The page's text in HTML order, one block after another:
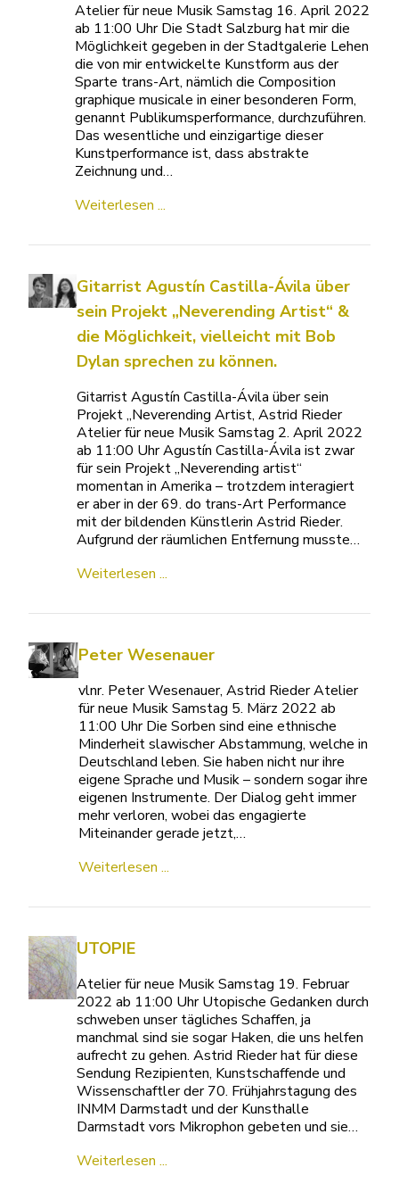
Atelier für neue Musik Samstag 16. April 2022
ab 11:00 Uhr Die Stadt Salzburg hat mir die
Möglichkeit gegeben in der Stadtgalerie Lehen
die von mir entwickelte Kunstform aus der
Sparte trans-Art, nämlich die Composition
graphique musicale in einer besonderen Form,
genannt Publikumsperformance, durchzuführen.
Das wesentliche und einzigartige dieser
Kunstperformance ist, dass abstrakte
Zeichnung und…
Weiterlesen ...
Gitarrist Agustín Castilla-Ávila über
sein Projekt „Neverending Artist“ &
die Möglichkeit, vielleicht mit Bob
Dylan sprechen zu können.
Gitarrist Agustín Castilla-Ávila über sein
Projekt „Neverending Artist, Astrid Rieder
Atelier für neue Musik Samstag 2. April 2022
ab 11:00 Uhr Agustín Castilla-Ávila ist zwar
für sein Projekt „Neverending artist“
momentan in Amerika – trotzdem interagiert
er aber in der 69. do trans-Art Performance
mit der bildenden Künstlerin Astrid Rieder.
Aufgrund der räumlichen Entfernung musste…
Weiterlesen ...
Peter Wesenauer
vlnr. Peter Wesenauer, Astrid Rieder Atelier
für neue Musik Samstag 5. März 2022 ab
11:00 Uhr Die Sorben sind eine ethnische
Minderheit slawischer Abstammung, welche in
Deutschland leben. Sie haben nicht nur ihre
eigene Sprache und Musik – sondern sogar ihre
eigenen Instrumente. Der Dialog geht immer
mehr verloren, wobei das engagierte
Miteinander gerade jetzt,…
Weiterlesen ...
UTOPIE
Atelier für neue Musik Samstag 19. Februar
2022 ab 11:00 Uhr Utopische Gedanken durch
schweben unser tägliches Schaffen, ja
manchmal sind sie sogar Haken, die uns helfen
aufrecht zu gehen. Astrid Rieder hat für diese
Sendung Rezipienten, Kunstschaffende und
Wissenschaftler der 70. Frühjahrstagung des
INMM Darmstadt und der Kunsthalle
Darmstadt vors Mikrophon gebeten und sie…
Weiterlesen ...